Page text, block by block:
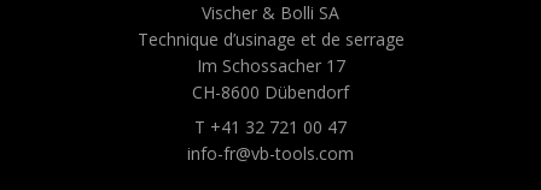
Vischer & Bolli SA
Technique d’usinage et de serrage
Im Schossacher 17
CH-8600 Dübendorf
T +41 32 721 00 47
info-fr@vb-tools.com